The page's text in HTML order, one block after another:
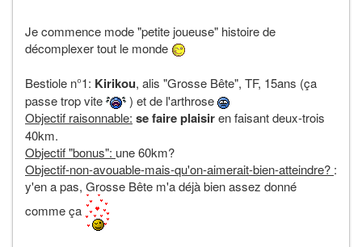
Je commence mode "petite joueuse" histoire de
décomplexer tout le monde
Bestiole n°1: Kirikou, alis "Grosse Bête", TF, 15ans (ça
passe trop vite
) et de l'arthrose
Objectif raisonnable: se faire plaisiren faisant deux-trois
40km.
Objectif "bonus": une 60km?
Objectif-non-avouable-mais-qu'on-aimerait-bien-atteindre? :
y'en a pas, Grosse Bête m'a déjà bien assez donné
comme ça